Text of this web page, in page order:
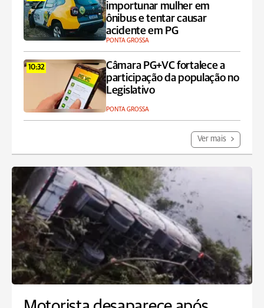
importunar mulher em
ônibus e tentar causar
acidente em PG
PONTA GROSSA
10:32
Câmara PG+VC fortalece a
participação da população no
Legislativo
PONTA GROSSA
Ver mais